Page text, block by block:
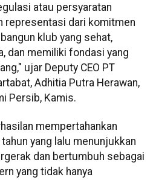
atau persyaratan
representasi dari komitmen
klub yang sehat,
dan memiliki fondasi yang
ujar Deputy CEO PT
Adhitia Putra Herawan,
Persib, Kamis.
mempertahankan
yang lalu menunjukkan
dan bertumbuh sebagai
yang tidak hanya